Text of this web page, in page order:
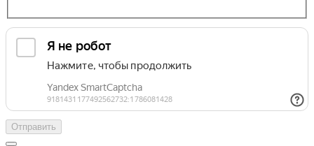
Отправить